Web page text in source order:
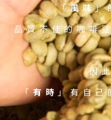
「風味」
品質不佳的咖啡
因
「有時 」有自